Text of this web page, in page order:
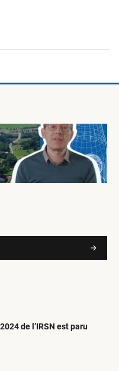
de l’IRSN est paru